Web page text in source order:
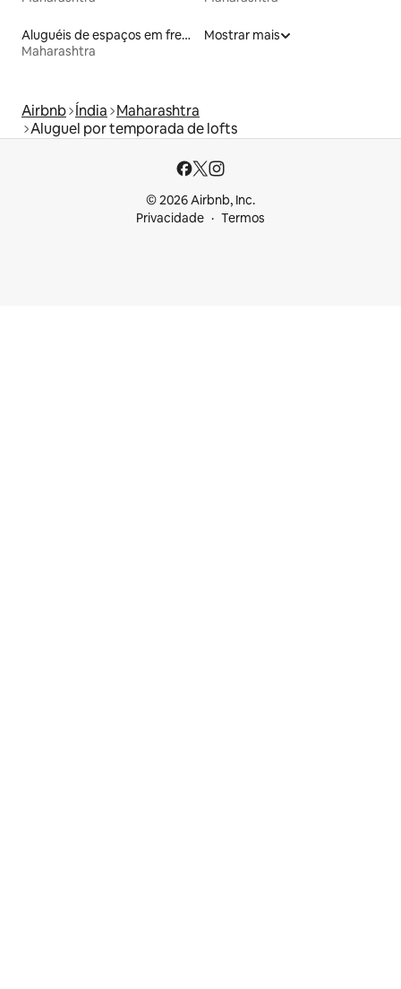
Aluguéis de espaços em frente à praia
Maharashtra
Mostrar mais
Airbnb Índia Maharashtra
Aluguel por temporada de lofts
© 2026 Airbnb, Inc.
Privacidade
Termos